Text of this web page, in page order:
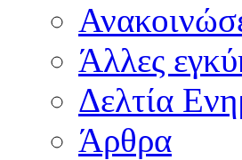
Άλλες
Δελτία
Άρθρα